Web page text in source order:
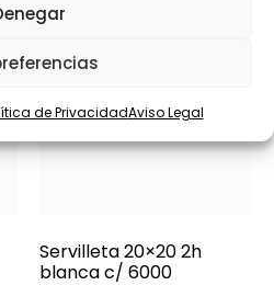
de PrivacidadAviso Legal
Servilleta 20×20 2h
blanca c/ 6000